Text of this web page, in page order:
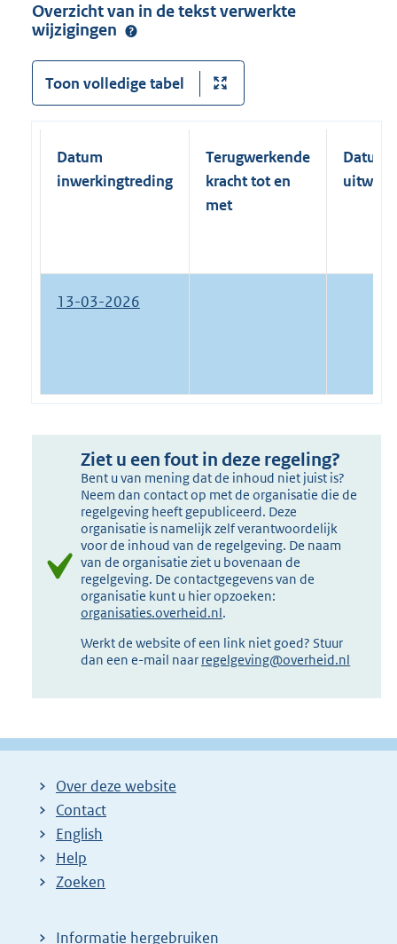
Overzicht van in de tekst verwerkte
wijzigingen
Toon volledige tabel
Datum
inwerkingtreding
Terugwerkende
kracht tot en
met
Datum
13-03-2026
Ziet u een fout in deze regeling?
Bent u van mening dat de inhoud niet juist is?
Neem dan contact op met de organisatie die de
regelgeving heeft gepubliceerd. Deze
organisatie is namelijk zelf verantwoordelijk
voor de inhoud van de regelgeving. De naam
van de organisatie ziet u bovenaan de
regelgeving. De contactgegevens van de
organisatie kunt u hier opzoeken:
organisaties.overheid.nl.
Werkt de website of een link niet goed? Stuur
dan een e-mail naar regelgeving@overheid.nl
Over deze website
Contact
English
Help
Zoeken
Informatie hergebruiken